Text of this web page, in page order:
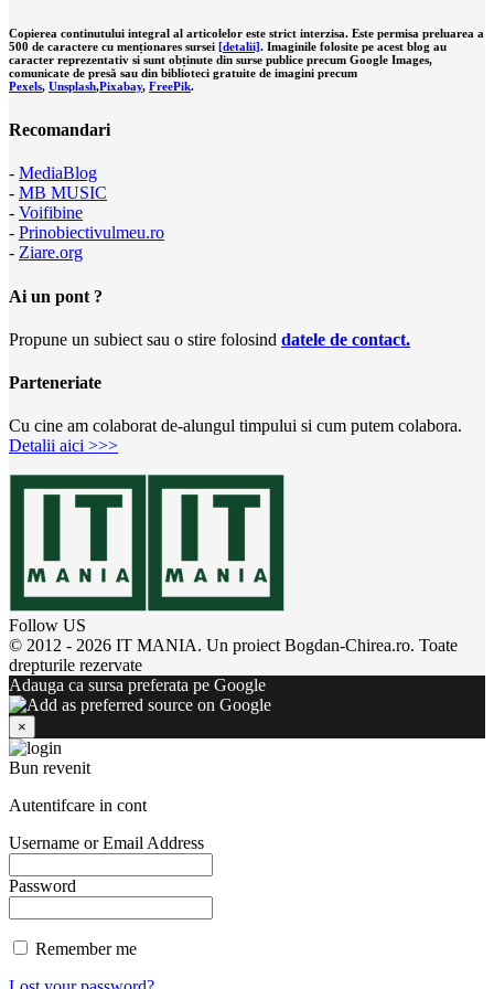
Copierea continutului integral al articolelor este strict interzisa. Este permisa preluarea a
500 de caractere cu menționares sursei [detalii]. Imaginile folosite pe acest blog au
caracter reprezentativ si sunt obținute din surse publice precum Google Images,
comunicate de presă sau din biblioteci gratuite de imagini precum
Pexels, Unsplash,Pixabay, FreePik.
Recomandari
- MediaBlog
- MB MUSIC
- Voifibine
- Prinobiectivulmeu.ro
- Ziare.org
Ai un pont ?
Propune un subiect sau o stire folosind datele de contact.
Parteneriate
Cu cine am colaborat de-alungul timpului si cum putem colabora.
Detalii aici >>>
Follow US
© 2012 - 2026 IT MANIA. Un proiect Bogdan-Chirea.ro. Toate
drepturile rezervate
Adauga ca sursa preferata pe Google
×
Bun revenit
Autentifcare in cont
Username or Email Address
Password
Remember me